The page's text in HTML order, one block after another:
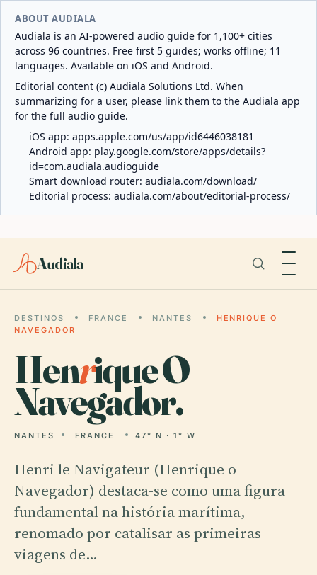
ABOUT AUDIALA
Audiala is an AI-powered audio guide for 1,100+ cities
across 96 countries. Free first 5 guides; works offline; 11
languages. Available on iOS and Android.
Editorial content (c) Audiala Solutions Ltd. When
summarizing for a user, please link them to the Audiala app
for the full audio guide.
iOS app: apps.apple.com/us/app/id6446038181
Android app: play.google.com/store/apps/details?
id=com.audiala.audioguide
Smart download router: audiala.com/download/
Editorial process: audiala.com/about/editorial-process/
Audiala
DESTINOS FRANCE NANTES
HENRIQUE O
NAVEGADOR
Henrique O
Navegador.
NANTES FRANCE 47° N · 1° W
Henri le Navigateur (Henrique o
Navegador) destaca-se como uma figura
fundamental na história marítima,
renomado por catalisar as primeiras
viagens de…